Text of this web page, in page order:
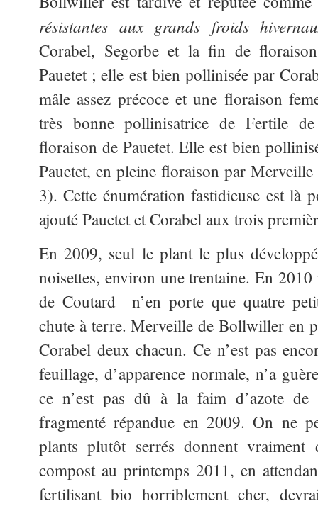
résistantes aux grands froids
Corabel, Segorbe et la fin de
Pauetet ; elle est bien pollinisée par
mâle assez précoce et une floraison
très bonne pollinisatrice de Fertile
floraison de Pauetet. Elle est bien
Pauetet, en pleine floraison par
3). Cette énumération fastidieuse est là
ajouté Pauetet et Corabel aux trois
En 2009, seul le plant le plus
noisettes, environ une trentaine. En
de Coutard n’en porte que quatre
chute à terre. Merveille de Bollwiller en
Corabel deux chacun. Ce n’est pas
feuillage, d’apparence normale, n’a
ce n’est pas dû à la faim d’azote
fragmenté répandue en 2009. On ne
plants plutôt serrés donnent vraiment
compost au printemps 2011, en
fertilisant bio horriblement cher,